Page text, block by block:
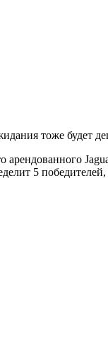
тоже будет
5